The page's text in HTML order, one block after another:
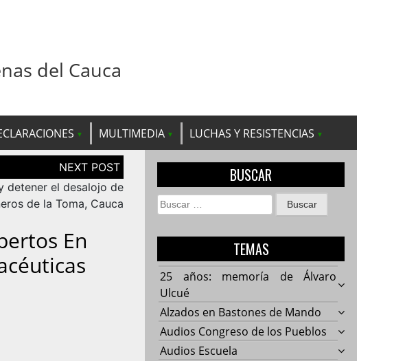
del Cauca
MULTIMEDIA LUCHAS Y RESISTENCIAS
detener el desalojo de
de la Toma, Cauca
En
BUSCAR
Buscar:
TEMAS
25 años: memoría de Álvaro
Ulcué
Alzados en Bastones de Mando
Audios Congreso de los Pueblos
Audios Escuela